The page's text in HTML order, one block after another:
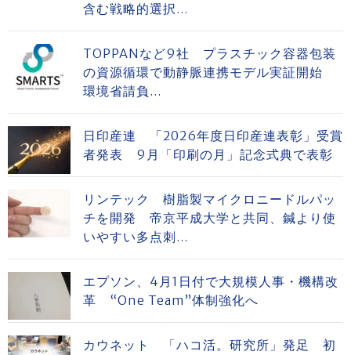
含む戦略的選択...
TOPPANなど9社 プラスチック容器包装
の資源循環で動静脈連携モデル実証開始
環境省請負...
日印産連 「2026年度日印産連表彰」受賞
者発表 9月「印刷の月」記念式典で表彰
リンテック 樹脂製マイクロニードルパッ
チを開発 帝京平成大学と共同、鍼より使
いやすい多点刺...
エプソン、4月1日付で大規模人事・機構改
革 “One Team”体制強化へ
カウネット 「ハコ活。研究所」発足 初